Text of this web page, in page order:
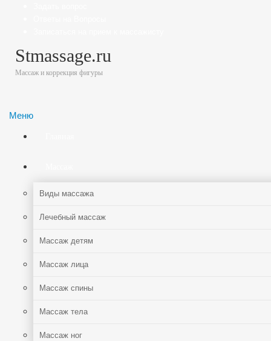
Stmassage.ru
Массаж и коррекция фигуры
Меню
Виды массажа
Лечебный массаж
Массаж детям
Массаж лица
Массаж спины
Массаж тела
Массаж ног